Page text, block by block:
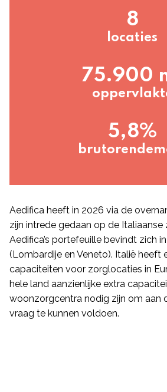
8
locaties
75.900
5,8%
Aedifica heeft in 2026 via de
zijn intrede gedaan op de
Aedifica’s portefeuille bevindt zich
(Lombardije en Veneto). Italië heeft
capaciteiten voor zorglocaties in
hele land aanzienlijke extra
woonzorgcentra nodig zijn om aan
vraag te kunnen voldoen.